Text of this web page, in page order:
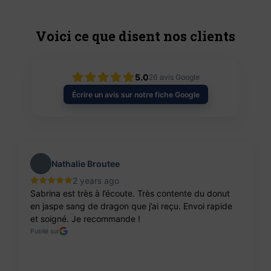
Voici ce que disent nos clients
5.026 avis Google
Écrire un avis sur notre fiche Google
Nathalie Broutee
2 years ago
Sabrina est très à l’écoute. Très contente du donut
en jaspe sang de dragon que j’ai reçu. Envoi rapide
et soigné. Je recommande !
Publié sur